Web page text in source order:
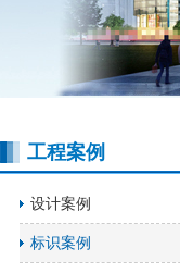
工程案例
设计案例
标识案例